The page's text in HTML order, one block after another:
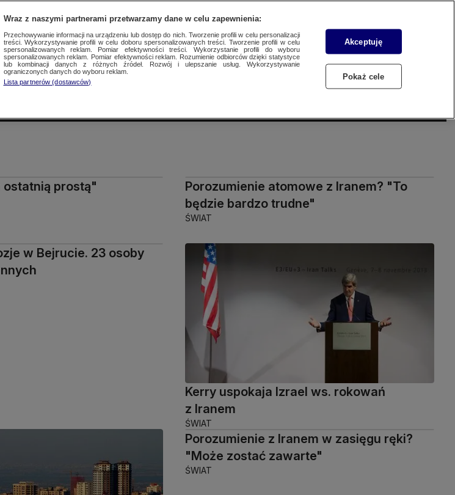
SUBSKRYBUJ
SzukajZaloguj się
CzytajSłuchaj
prostą"
Porozumienie atomowe z Iranem? "To
będzie bardzo trudne"
ŚWIAT
w Bejrucie. 23 osoby
Kerry uspokaja Izrael ws. rokowań
z Iranem
ŚWIAT
Porozumienie z Iranem w zasięgu ręki?
"Może zostać zawarte"
ŚWIAT
Wraz z naszymi partnerami przetwarzamy dane w celu zapewnienia:
Przechowywanie informacji na urządzeniu lub dostęp do nich. Tworzenie profili w celu personalizacji
treści. Wykorzystywanie profili w celu doboru spersonalizowanych treści. Tworzenie profili w celu
spersonalizowanych reklam. Pomiar efektywności treści. Wykorzystanie profili do wyboru
spersonalizowanych reklam. Pomiar efektywności reklam. Rozumienie odbiorców dzięki statystyce
lub kombinacji danych z różnych źródeł. Rozwój i ulepszanie usług. Wykorzystywanie
ograniczonych danych do wyboru reklam.
Lista partnerów (dostawców)
Akceptuję
Pokaż cele